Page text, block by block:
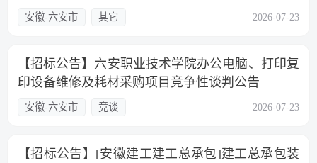
安徽-六安市 其它 2026-07-23
【招标公告】六安职业技术学院办公电脑、打印复
印设备维修及耗材采购项目竞争性谈判公告
安徽-六安市 竞谈 2026-07-23
【招标公告】[安徽建工建工总承包]建工总承包装